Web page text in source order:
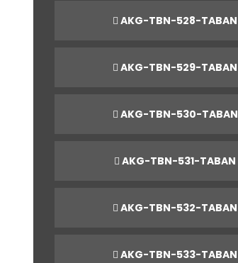
AKG-TBN-528-TABAN
AKG-TBN-529-TABAN
AKG-TBN-530-TABAN
AKG-TBN-531-TABAN
AKG-TBN-532-TABAN
AKG-TBN-533-TABAN